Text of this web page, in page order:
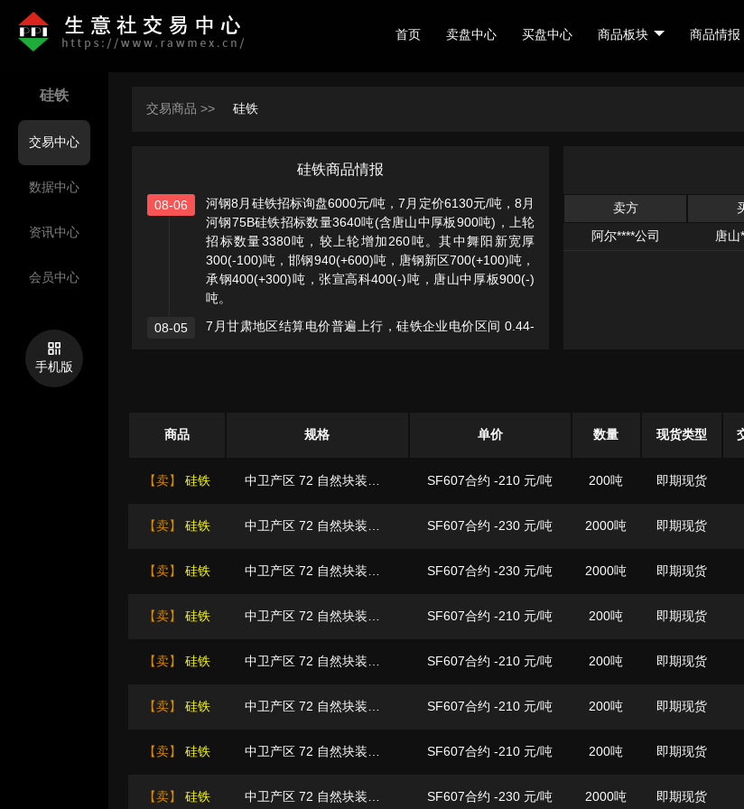
首页 卖盘中心 买盘中心 商品板块 商品情报
硅铁
交易中心
数据中心
资讯中心
会员中心
手机版
交易商品 >> 硅铁
硅铁商品情报
08-06
河钢8月硅铁招标询盘6000元/吨，7月定价6130元/吨，8月
河钢75B硅铁招标数量3640吨(含唐山中厚板900吨)，上轮
招标数量3380吨，较上轮增加260吨。其中舞阳新宽厚
300(-100)吨，邯钢940(+600)吨，唐钢新区700(+100)吨，
承钢400(+300)吨，张宣高科400(-)吨，唐山中厚板900(-)
吨。
08-05
7月甘肃地区结算电价普遍上行，硅铁企业电价区间 0.44-
卖方
阿尔****公司
唐山
商品 规格 单价 数量 现货类型
【卖】 硅铁 SF607合约 -210 元/吨 200吨 即期现货
【卖】 硅铁 SF607合约 -230 元/吨 2000吨 即期现货
【卖】 硅铁 SF607合约 -230 元/吨 2000吨 即期现货
【卖】 硅铁 SF607合约 -210 元/吨 200吨 即期现货
【卖】 硅铁 SF607合约 -210 元/吨 200吨 即期现货
【卖】 硅铁 SF607合约 -210 元/吨 200吨 即期现货
【卖】 硅铁 SF607合约 -210 元/吨 200吨 即期现货
【卖】 硅铁 SF607合约 -230 元/吨 2000吨 即期现货